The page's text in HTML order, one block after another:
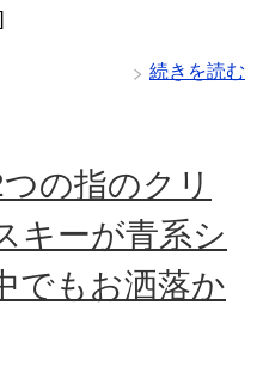
続きを読む
の指のクリ
キーが青系シ
でもお洒落か